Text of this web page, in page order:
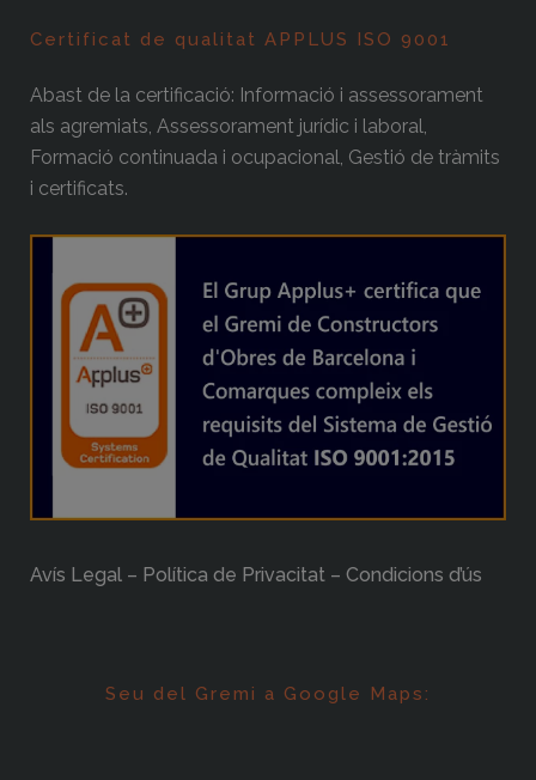
Certificat de qualitat APPLUS ISO 9001
Abast de la certificació: Informació i assessorament
als agremiats, Assessorament jurídic i laboral,
Formació continuada i ocupacional, Gestió de tràmits
i certificats.
Avís Legal – Política de Privacitat – Condicions d’ús
Seu del Gremi a Google Maps: